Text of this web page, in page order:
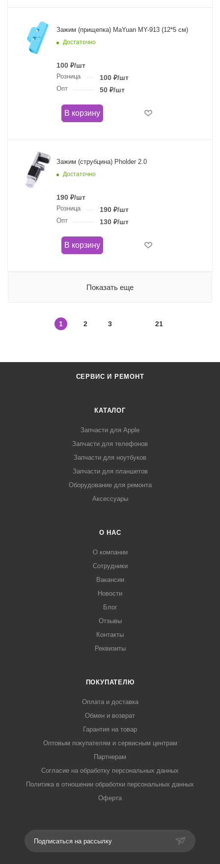
Зажим (прищепка) MaYuan MY-913 (12*5 см)
Достаточно
100 ₽/шт
Розница 100₽/шт
Опт 50₽/шт
В корзину
Зажим (струбцина) Pholder 2.0
Достаточно
190 ₽/шт
Розница 190₽/шт
Опт 130₽/шт
В корзину
Показать еще
1 2 3 21
СЕРВИС И РЕМОНТ
КАТАЛОГ
Запчасти для Apple
Запчасти для телефонов
Запчасти для ноутбуков
Запчасти для планшетов
Оборудование для ремонта
Аксессуары
О НАС
О компании
Сотрудники
Вакансии
Новости
Блог
Отзывы
Контакты
Реквизиты
ПОКУПАТЕЛЮ
Оплата и доставка
Обмен и возврат
Гарантия на товар
Оптовым покупателям и сервисным центрам
Партнерам
Согласие на обработку персональных данных
Политика в отношении обработки персональных данных
Оферта
Подписаться на рассылку